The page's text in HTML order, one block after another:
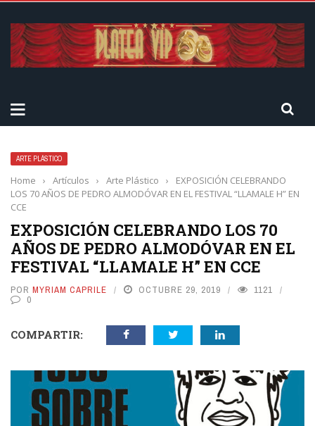
ARTE PLÁSTICO
Home › Artículos › Arte Plástico ›
EXPOSICIÓN CELEBRANDO
LOS 70 AÑOS DE PEDRO ALMODÓVAR EN EL FESTIVAL “LLAMALE H” EN
CCE
EXPOSICIÓN CELEBRANDO LOS 70
AÑOS DE PEDRO ALMODÓVAR EN EL
FESTIVAL “LLAMALE H” EN CCE
POR MYRIAM CAPRILE OCTUBRE 29, 2019
1121
0
COMPARTIR: